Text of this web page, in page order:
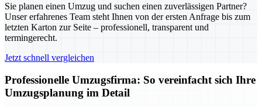
Sie planen einen Umzug und suchen einen zuverlässigen Partner?
Unser erfahrenes Team steht Ihnen von der ersten Anfrage bis zum
letzten Karton zur Seite – professionell, transparent und
termingerecht.
Jetzt schnell vergleichen
Professionelle Umzugsfirma: So vereinfacht sich Ihre
Umzugsplanung im Detail